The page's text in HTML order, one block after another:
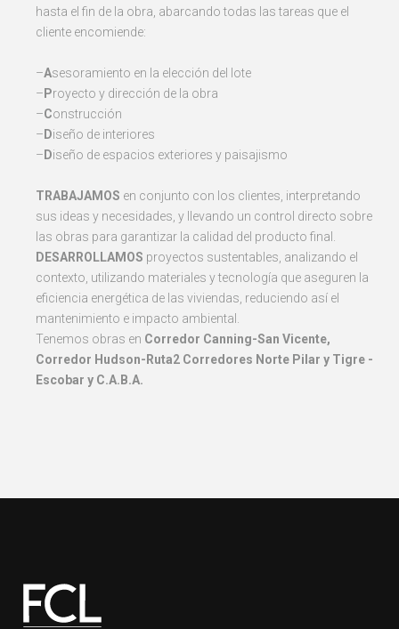
hasta el fin de la obra, abarcando todas las tareas que el
cliente encomiende:
–Asesoramiento en la elección del lote
– Proyecto y dirección de la obra
–Construcción
– Diseño de interiores
– Diseño de espacios exteriores y paisajismo
TRABAJAMOS en conjunto con los clientes, interpretando
sus ideas y necesidades, y llevando un control directo sobre
las obras para garantizar la calidad del producto final.
DESARROLLAMOS proyectos sustentables, analizando el
contexto, utilizando materiales y tecnología que aseguren la
eficiencia energética de las viviendas, reduciendo así el
mantenimiento e impacto ambiental.
Tenemos obras en Corredor Canning-San Vicente,
Corredor Hudson-Ruta2 Corredores Norte Pilar y Tigre -
Escobar y C.A.B.A.